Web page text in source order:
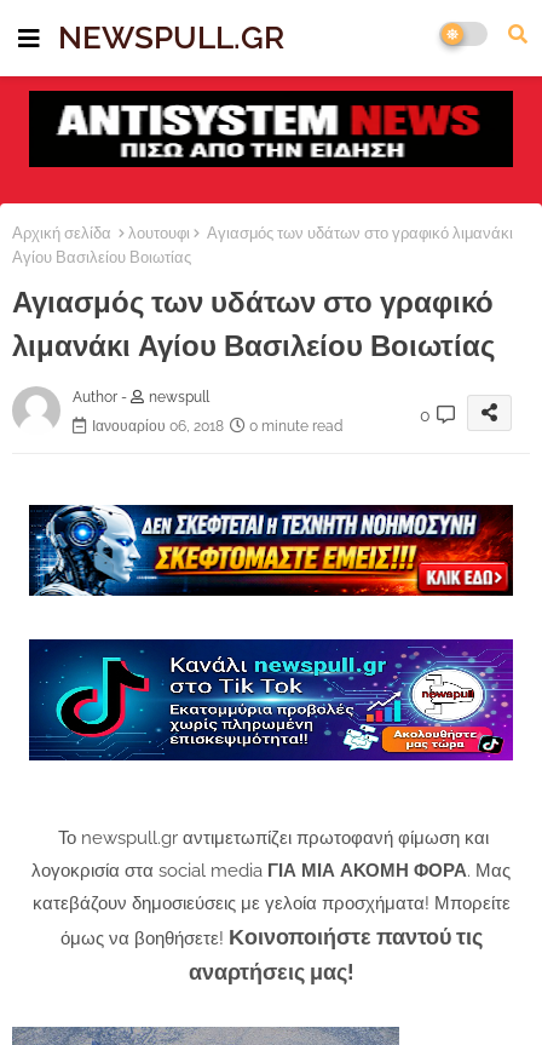
NEWSPULL.GR
Αρχική σελίδα λουτουφι
Αγιασμός των υδάτων στο γραφικό λιμανάκι
Αγίου Βασιλείου Βοιωτίας
Αγιασμός των υδάτων στο γραφικό
λιμανάκι Αγίου Βασιλείου Βοιωτίας
Author -
newspull
Ιανουαρίου 06, 2018
0 minute read
0
Το newspull.gr αντιμετωπίζει πρωτοφανή φίμωση και
λογοκρισία στα social media ΓΙΑ ΜΙΑ ΑΚΟΜΗ ΦΟΡΑ. Μας
κατεβάζουν δημοσιεύσεις με γελοία προσχήματα! Μπορείτε
όμως να βοηθήσετε! Κοινοποιήστε παντού τις
αναρτήσεις μας!